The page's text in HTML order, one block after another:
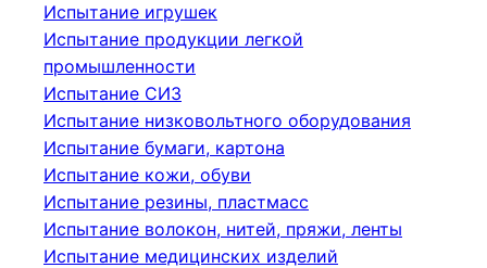
Испытание игрушек
Испытание продукции легкой
промышленности
Испытание СИЗ
Испытание низковольтного оборудования
Испытание бумаги, картона
Испытание кожи, обуви
Испытание резины, пластмасс
Испытание волокон, нитей, пряжи, ленты
Испытание медицинских изделий